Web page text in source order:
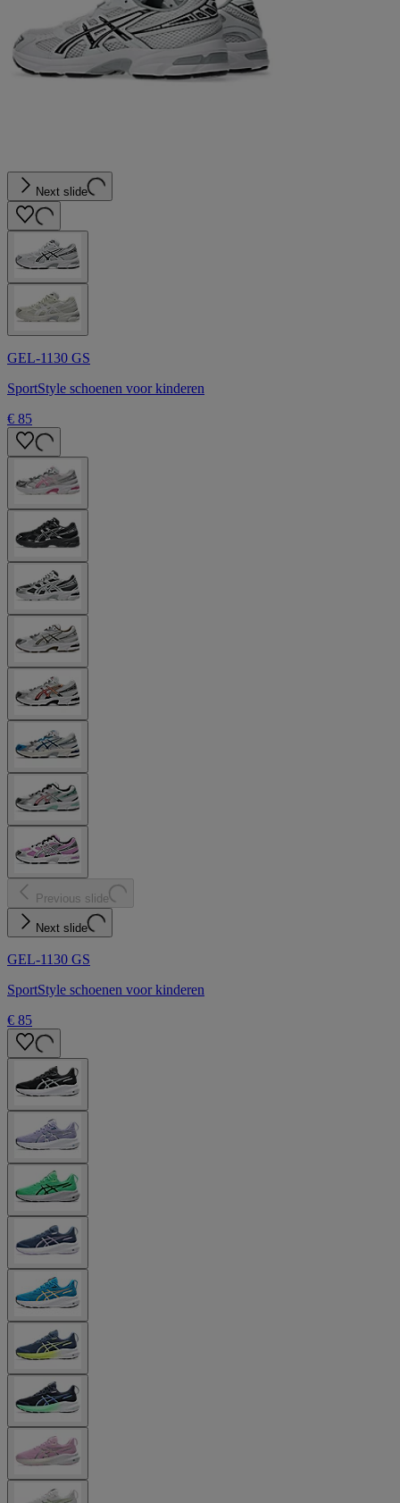
Next slide
GEL-1130 GS
SportStyle schoenen voor kinderen
€ 85
Previous slide
Next slide
GEL-1130 GS
SportStyle schoenen voor kinderen
€ 85